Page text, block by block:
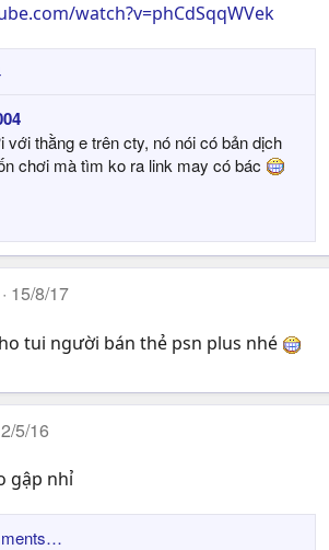
watch?v=phCdSqqWVek
thằng e trên cty, nó nói có bản dịch
chơi mà tìm ko ra link may có bác
15/8/17
tui người bán thẻ psn plus nhé
2/5/16
gập nhỉ